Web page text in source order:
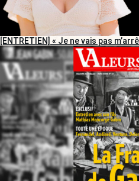
[ENTRETIEN] « Je ne vais pas